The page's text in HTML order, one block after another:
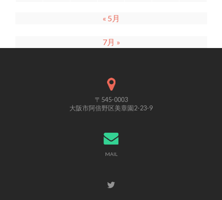
« 5月
7月 »
〒545-0003
大阪市阿倍野区美章園2-23-9
MAIL